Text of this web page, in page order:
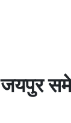
समेत